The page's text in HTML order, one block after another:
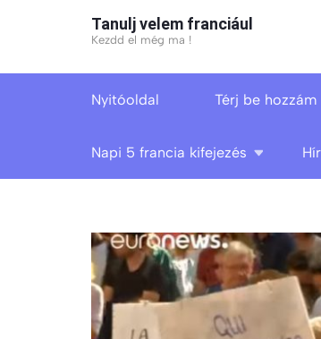
Tanulj velem franciául
Kezdd el még ma !
Nyitóoldal Térj be hozzám
Napi 5 francia kifejezés